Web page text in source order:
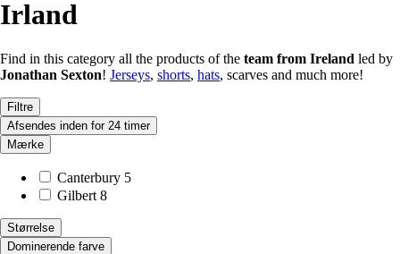
Irland
Find in this category all the products of the team from Ireland led by
Jonathan Sexton! Jerseys, shorts, hats, scarves and much more!
Filtre
Afsendes inden for 24 timer
Mærke
Canterbury 5
Gilbert 8
Størrelse
Dominerende farve